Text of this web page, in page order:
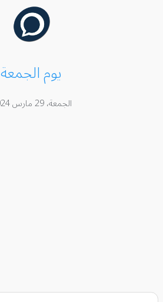
يوم الجمعة
الجمعة، 29 مارس 2024